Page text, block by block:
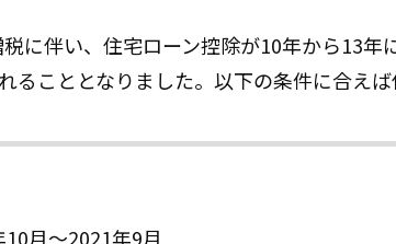
に伴い、住宅ローン控除が10年から13
ることとなりました。以下の条件に合え
月～2021年9月